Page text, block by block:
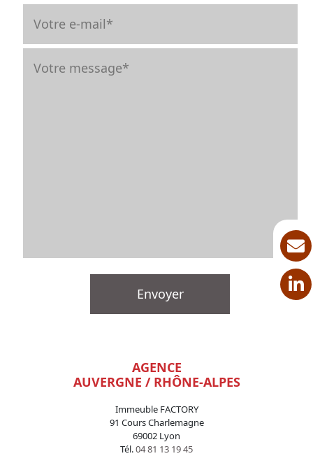
AGENCE
AUVERGNE / RHÔNE-ALPES
Immeuble FACTORY
91 Cours Charlemagne
69002 Lyon
Tél.04 81 13 19 45